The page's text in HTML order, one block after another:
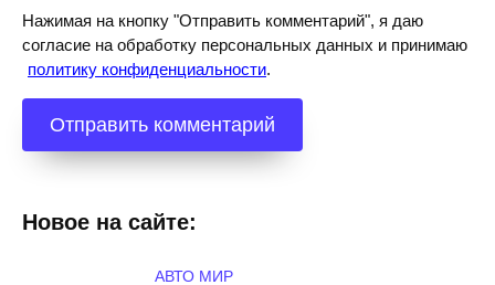
Нажимая на кнопку "Отправить комментарий", я даю
согласие на обработку персональных данных и принимаю
политику конфиденциальности.
Новое на сайте:
АВТО МИР